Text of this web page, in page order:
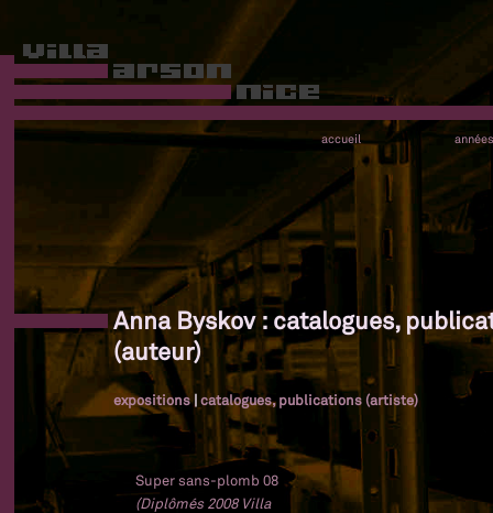
accueil années
Anna Byskov : catalogues,
(auteur)
expositions|catalogues, publications (artiste)
Super sans-plomb 08
(Diplômés 2008 Villa